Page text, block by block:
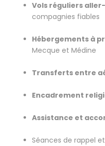
Vols réguliers
compagnies fiables
Hébergements à
Mecque et Médine
Transferts entre
Encadrement
Assistance et
Séances de rappel